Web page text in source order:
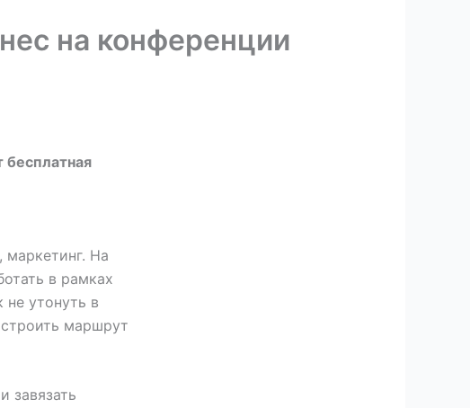
на конференции
На
в рамках
не утонуть в
маршрут
завязать